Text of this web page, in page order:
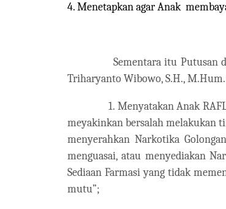
4.Menetapkan agar Anak
Sementara itu Putusan
Triharyanto Wibowo, S.H.,
1. Menyatakan Anak
meyakinkan bersalah melakukan
menyerahkan Narkotika
menguasai, atau menyediakan
Sediaan Farmasi yang tidak
mutu”;